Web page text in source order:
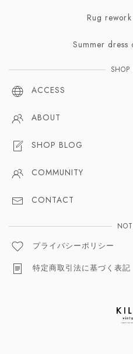
Rug
Summer dress
ACCESS
ABOUT
SHOP BLOG
COMMUNITY
CONTACT
プライバシーポリシー
特定商取引法に基づく表記